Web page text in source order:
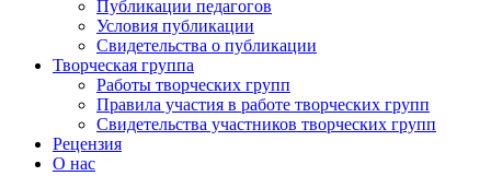
Публикации педагогов
Условия публикации
Свидетельства о публикации
Творческая группа
Работы творческих групп
Правила участия в работе творческих групп
Свидетельства участников творческих групп
Рецензия
О нас